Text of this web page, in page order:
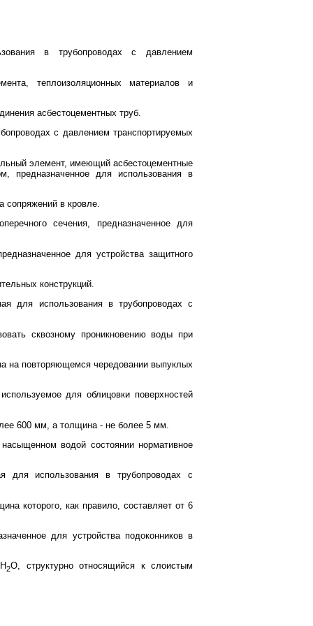
в трубопроводах с давлением
теплоизоляционных материалов и
асбестоцементных труб.
с давлением транспортируемых
элемент, имеющий асбестоцементные
предназначенное для использования в
в кровле.
сечения, предназначенное для
для устройства защитного
конструкций.
для использования в трубопроводах с
сквозному проникновению воды при
на повторяющемся чередовании выпуклых
для облицовки поверхностей
600 мм, а толщина - не более 5 мм.
водой состоянии нормативное
для использования в трубопроводах с
которого, как правило, составляет от 6
для устройства подоконников в
2O, структурно относящийся к слоистым